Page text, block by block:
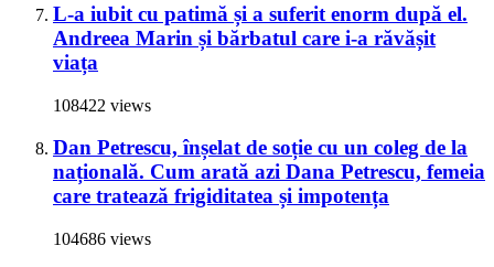
L-a iubit cu patimă și a suferit enorm după el.
Andreea Marin și bărbatul care i-a răvășit
viața
108422 views
Dan Petrescu, înșelat de soție cu un coleg de la
națională. Cum arată azi Dana Petrescu, femeia
care tratează frigiditatea și impotența
104686 views